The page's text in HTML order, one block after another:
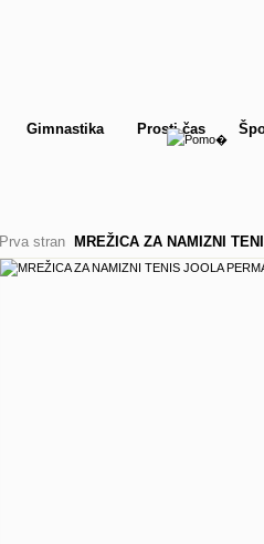
Gimnastika Prosti čas
Prva stran
MREŽICA ZA NAMIZNI